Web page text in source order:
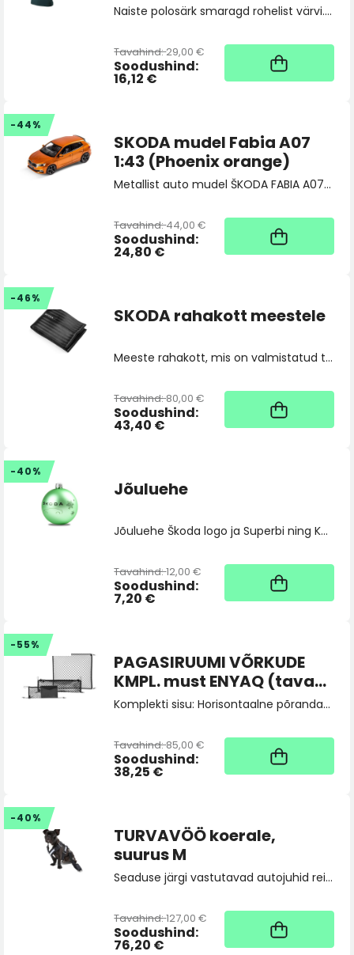
Naiste polosärk smaragd rohelist värvi. Vasakule varrukale tikitud ŠKODA logo.
Tavahind:29,00 €
Soodushind:
16,12 €
-44%
SKODA mudel Fabia A07
1:43 (Phoenix orange)
Metallist auto mudel ŠKODA FABIA A07 mõõtkavas 1:43.
Tavahind:44,00 €
Soodushind:
24,80 €
-46%
SKODA rahakott meestele
Meeste rahakott, mis on valmistatud taaskasutatud turvavöödest.
Tavahind:80,00 €
Soodushind:
43,40 €
-40%
Jõuluehe
Jõuluehe Škoda logo ja Superbi ning Kodiaqi mudelite kontuuridega. Stiilne lisa teie jõulupuule või pidulikule kodukaunistusele.
Tavahind:12,00 €
Soodushind:
7,20 €
-55%
PAGASIRUUMI VÕRKUDE
KMPL. must ENYAQ (tava
pakiruumi põrandaga
autole)
Komplekti sisu: Horisontaalne põrandavõrk, max kandevõime 1,5 kg. Vertikaalne tagumine võrk, max kandevõime 1,5 kg. Vertikaalne külgvõrk, max kandevõime 1,5 kg. Vertikaalne küljevõrk taskuga, max kandevõime 1,5 kg.
Tavahind:85,00 €
Soodushind:
38,25 €
-40%
TURVAVÖÖ koerale,
suurus M
Seaduse järgi vastutavad autojuhid reisijate ja ka loomade ohutuse eest nende sõidukis. Koera turvavöö on oluline kõigile, kes võtavad regulaarselt oma neljajalgse sõbra sõidule kaasa.
Tavahind:127,00 €
Soodushind:
76,20 €